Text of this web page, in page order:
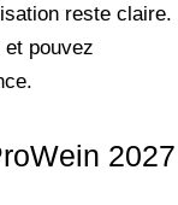
reste claire.
pouvez
2027